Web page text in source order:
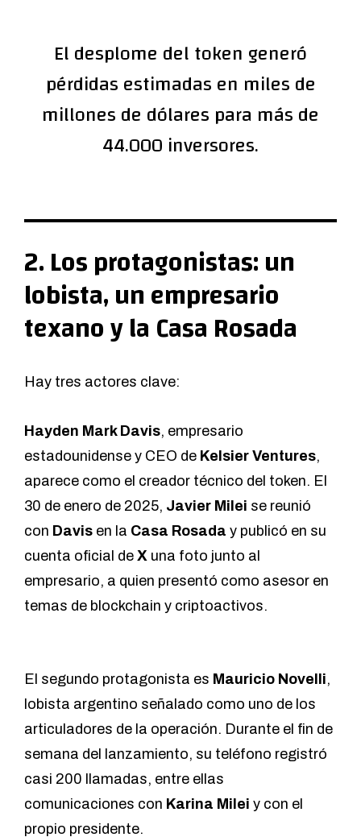
El desplome del token generó
pérdidas estimadas en miles de
millones de dólares para más de
44.000 inversores.
2. Los protagonistas: un
lobista, un empresario
texano y la Casa Rosada
Hay tres actores clave:
Hayden Mark Davis, empresario
estadounidense y CEO de Kelsier Ventures,
aparece como el creador técnico del token. El
30 de enero de 2025, Javier Milei se reunió
con Davis en la Casa Rosada y publicó en su
cuenta oficial de X una foto junto al
empresario, a quien presentó como asesor en
temas de blockchain y criptoactivos.
El segundo protagonista es Mauricio Novelli,
lobista argentino señalado como uno de los
articuladores de la operación. Durante el fin de
semana del lanzamiento, su teléfono registró
casi 200 llamadas, entre ellas
comunicaciones con Karina Milei y con el
propio presidente.